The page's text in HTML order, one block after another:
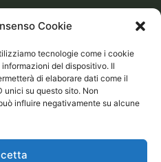
Cookie
tecnologie come i cookie
del dispositivo. Il
di elaborare dati come il
unici su questo sito. Non
influire negativamente su alcune